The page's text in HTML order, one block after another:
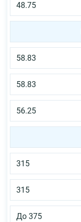
48.75
58.83
58.83
56.25
315
315
До 375